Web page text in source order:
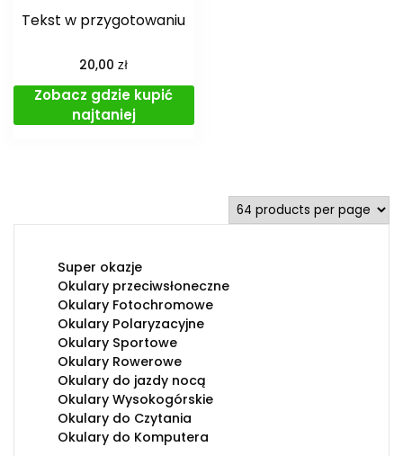
Tekst w przygotowaniu
20,00zł
Zobacz gdzie kupić
najtaniej
Super okazje
Okulary przeciwsłoneczne
Okulary Fotochromowe
Okulary Polaryzacyjne
Okulary Sportowe
Okulary Rowerowe
Okulary do jazdy nocą
Okulary Wysokogórskie
Okulary do Czytania
Okulary do Komputera